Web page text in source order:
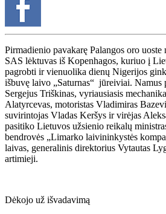
Pirmadienio pavakarę Palangos oro
SAS lėktuvas iš Kopenhagos, kuriuo į
pagrobti ir vienuolika dienų Nigerijos
išbuvę laivo „Saturnas“ jūreiviai. Namus
Sergejus Triškinas, vyriausiasis
Alatyrcevas, motoristas Vladimiras
suvirintojas Vladas Keršys ir virėjas
pasitiko Lietuvos užsienio reikalų
bendrovės „Limarko laivininkystės
laivas, generalinis direktorius Vytautas
artimieji.
Dėkojo už išvadavimą